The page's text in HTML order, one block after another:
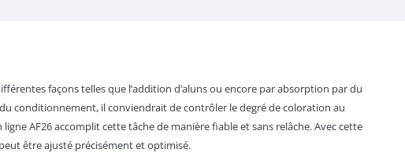
façons telles que l’addition d’aluns ou encore par absorption par du
conditionnement, il conviendrait de contrôler le degré de coloration au
AF26 accomplit cette tâche de manière fiable et sans relâche. Avec cette
être ajusté précisément et optimisé.